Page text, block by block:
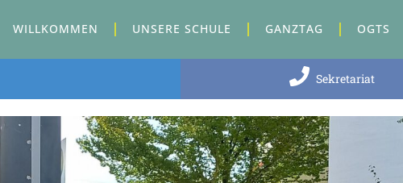
WILLKOMMEN UNSERE SCHULE GANZTAG OGTS
Sekretariat